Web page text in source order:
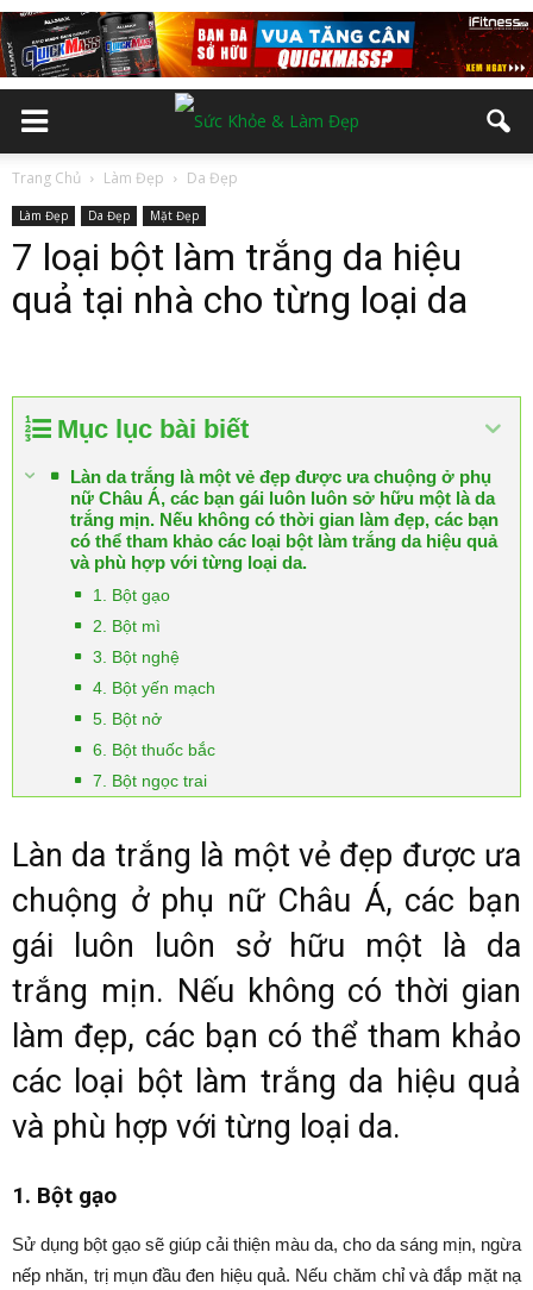
Trang Chủ Làm Đẹp Da Đẹp
Làm Đẹp Da Đẹp Mặt Đẹp
7 loại bột làm trắng da hiệu
quả tại nhà cho từng loại da
Mục lục bài biết
Làn da trắng là một vẻ đẹp được ưa chuộng ở phụ
nữ Châu Á, các bạn gái luôn luôn sở hữu một là da
trắng mịn. Nếu không có thời gian làm đẹp, các bạn
có thể tham khảo các loại bột làm trắng da hiệu quả
và phù hợp với từng loại da.
1. Bột gạo
2. Bột mì
3. Bột nghệ
4. Bột yến mạch
5. Bột nở
6. Bột thuốc bắc
7. Bột ngọc trai
Làn da trắng là một vẻ đẹp được ưa
chuộng ở phụ nữ Châu Á, các bạn
gái luôn luôn sở hữu một là da
trắng mịn. Nếu không có thời gian
làm đẹp, các bạn có thể tham khảo
các loại bột làm trắng da hiệu quả
và phù hợp với từng loại da.
1. Bột gạo
Sử dụng bột gạo sẽ giúp cải thiện màu da, cho da sáng mịn, ngừa
nếp nhăn, trị mụn đầu đen hiệu quả. Nếu chăm chỉ và đắp mặt nạ